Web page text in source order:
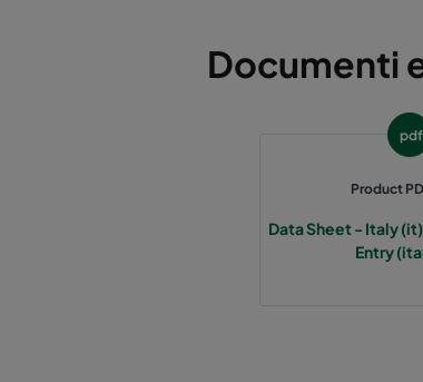
Documenti
pdf
Product
Data Sheet - Italy
Entry